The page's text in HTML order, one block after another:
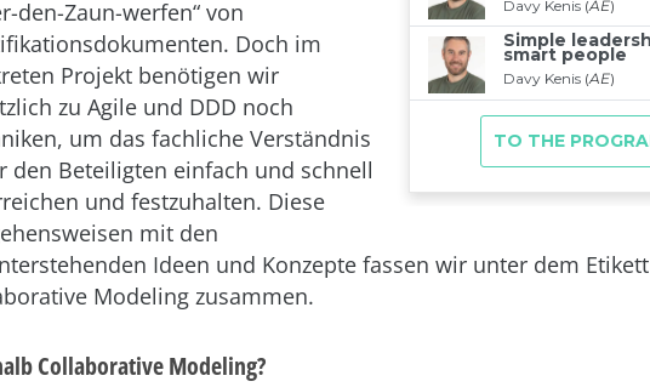
den-Zaun-werfen“ von
Doch im
Projekt benötigen wir
zu Agile und DDD noch
um das fachliche Verständnis
den Beteiligten einfach und schnell
und festzuhalten. Diese
mit den
Ideen und Konzepte fassen wir unter dem Etikett
Modeling zusammen.
Collaborative Modeling?